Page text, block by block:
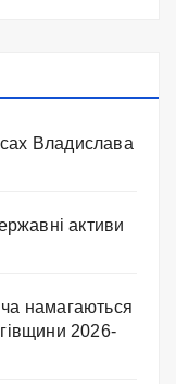
Владислава
активи
намагаються
2026-